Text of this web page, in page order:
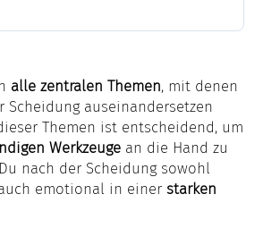
alle zentralen Themen, mit denen
Scheidung auseinandersetzen
Themen ist entscheidend, um
Werkzeuge an die Hand zu
nach der Scheidung sowohl
emotional in einer starken